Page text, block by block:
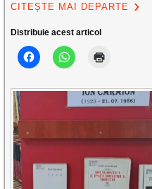
CITEȘTE MAI DEPARTE
Distribuie acest articol